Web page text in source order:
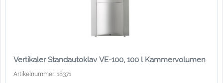
Vertikaler Standautoklav VE-100, 100 l Kammervolumen
Artikelnummer: 18371